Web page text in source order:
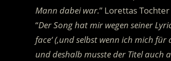
Mann dabei war.” Lorettas
“Der Song hat mir wegen seiner
face‘ (‚und selbst wenn ich mich
und deshalb musste der Titel auch